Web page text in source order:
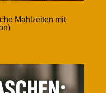
Mahlzeiten mit